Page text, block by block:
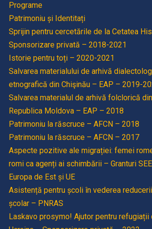
Programe
Patrimoniu și Identitați
Sprijin pentru cercetările de la Cetatea
Sponsorizare privată – 2018-2021
Istorie pentru toți – 2020-2021
Salvarea materialului de arhivă
etnografică din Chişinău – EAP – 2019-
Salvarea materialul de arhivă folclorică
Republica Moldova – EAP – 2018
Patrimoniu la răscruce – AFCN – 2018
Patrimoniu la răscruce – AFCN – 2017
Aspecte pozitive ale migrației: femei
romi ca agenți ai schimbării – Granturi
Europa de Est și UE
Asistență pentru școli în vederea
școlar – PNRAS
Laskavo prosymo! Ajutor pentru